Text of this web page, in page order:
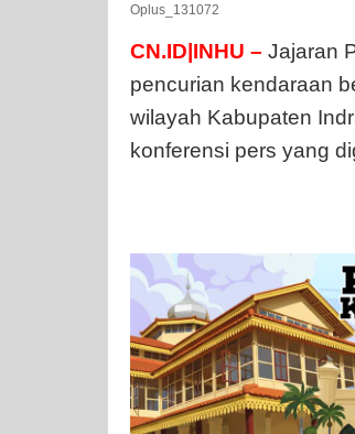
Oplus_131072
CN.ID|INHU – Jajaran
pencurian kendaraan
wilayah Kabupaten
konferensi pers yang